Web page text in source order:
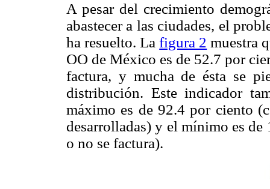
A pesar del crecimiento
abastecer a las ciudades, el
ha resuelto. Lafigura 2 muestra
OO de México es de 52.7 por
factura, y mucha de ésta se
distribución. Este indicador
máximo es de 92.4 por ciento
desarrolladas) y el mínimo es
o no se factura).